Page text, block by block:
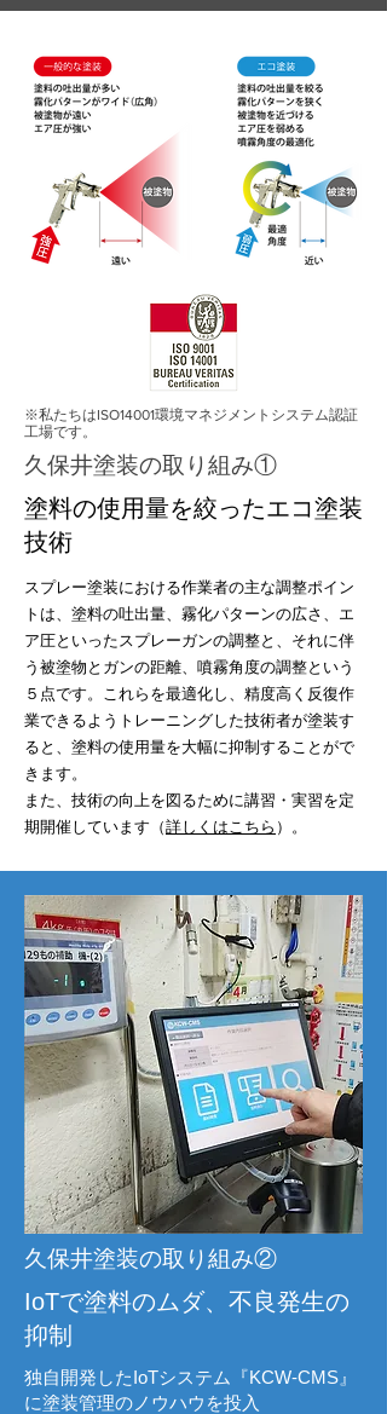
※私たちはISO14001環境マネジメントシステム認証
工場です。
久保井塗装の取り組み①
塗料の使用量を絞ったエコ塗装
技術
スプレー塗装における作業者の主な調整ポイン
トは、塗料の吐出量、霧化パターンの広さ、エ
ア圧といったスプレーガンの調整と、それに伴
う被塗物とガンの距離、噴霧角度の調整という
５点です。これらを最適化し、精度高く反復作
業できるようトレーニングした技術者が塗装す
ると、塗料の使用量を大幅に抑制することがで
きます。
​また、技術の向上を図るために講習・実習を定
期開催しています（詳しくはこちら ）。
久保井塗装の取り組み②
IoTで塗料のムダ、不良発生の
抑制
独自開発したIoTシステム『KCW-CMS』
に塗装管理のノウハウを投入